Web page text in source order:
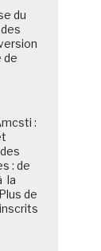
du
de
:
: de
la
de